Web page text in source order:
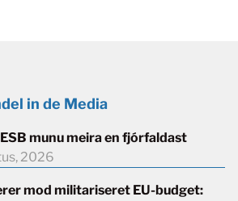
in de Media
munu meira en fjórfaldast
2026
mod militariseret EU-budget: